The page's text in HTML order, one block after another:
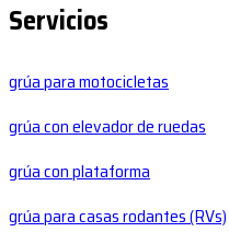
Servicios
grúa para motocicletas
grúa con elevador de ruedas
grúa con plataforma
grúa para casas rodantes (RVs)